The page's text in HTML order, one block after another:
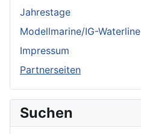
Jahrestage
Modellmarine/IG-Waterline
Impressum
Partnerseiten
Suchen